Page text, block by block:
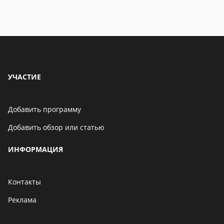
Бенчмарк AnTuTu
06 мая 2021
УЧАСТИЕ
Добавить программу
Добавить обзор или статью
ИНФОРМАЦИЯ
Контакты
Реклама